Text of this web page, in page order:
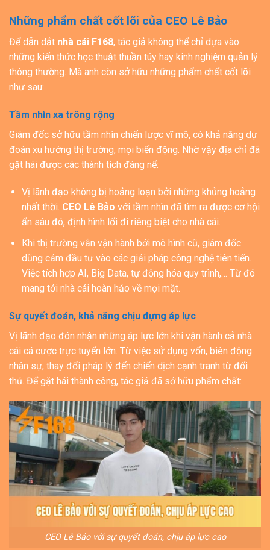
Những phẩm chất cốt lõi của CEO Lê Bảo
Để dẫn dắt nhà cái F168, tác giả không thể chỉ dựa vào
những kiến thức học thuật thuần túy hay kinh nghiệm quản lý
thông thường. Mà anh còn sở hữu những phẩm chất cốt lõi
như sau:
Tầm nhìn xa trông rộng
Giám đốc sở hữu tầm nhìn chiến lược vĩ mô, có khả năng dự
đoán xu hướng thị trường, mọi biến động. Nhờ vậy địa chỉ đã
gặt hái được các thành tích đáng nể:
Vị lãnh đạo không bị hoảng loạn bởi những khủng hoảng
nhất thời. CEO Lê Bảo với tầm nhìn đã tìm ra được cơ hội
ẩn sâu đó, định hình lối đi riêng biệt cho nhà cái.
Khi thị trường vẫn vận hành bởi mô hình cũ, giám đốc
dũng cảm đầu tư vào các giải pháp công nghệ tiên tiến.
Việc tích hợp AI, Big Data, tự động hóa quy trình,… Từ đó
mang tới nhà cái hoàn hảo về mọi mặt.
Sự quyết đoán, khả năng chịu đựng áp lực
Vị lãnh đạo đón nhận những áp lực lớn khi vận hành cả nhà
cái cá cược trực tuyến lớn. Từ việc sử dụng vốn, biên động
nhân sự, thay đổi pháp lý đến chiến dịch cạnh tranh từ đối
thủ. Để gặt hái thành công, tác giả đã sở hữu phẩm chất:
CEO Lê Bảo với sự quyết đoán, chịu áp lực cao